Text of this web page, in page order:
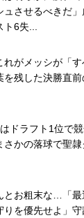
ュさせるべきだ
6失...
れがメッシが「す
を残した決勝直前
はドラフト1位で
さかの落球で聖
とお粗末な…「最
りを優先せよ」